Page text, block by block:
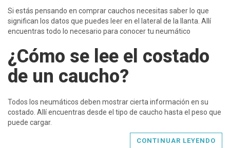
Si estás pensando en comprar cauchos necesitas saber lo que
significan los datos que puedes leer en el lateral de la llanta. Allí
encuentras todo lo necesario para conocer tu neumático
¿Cómo se lee el costado
de un caucho?
Todos los neumáticos deben mostrar cierta información en su
costado. Allí encuentras desde el tipo de caucho hasta el peso que
puede cargar.
CONTINUAR LEYENDO